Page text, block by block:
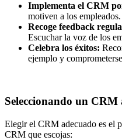
Implementa el CRM
motiven a los empleados.
Recoge feedback
Escuchar la voz de los
Celebra los éxitos:
ejemplo y
Seleccionando un CRM
Elegir el CRM adecuado es el
CRM que escojas: